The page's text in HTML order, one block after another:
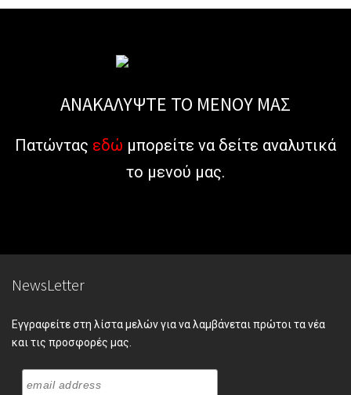
ΑΝΑΚΑΛΥΨΤΕ ΤΟ ΜΕΝΟΥ ΜΑΣ
Πατώντας εδώ μπορείτε να δείτε αναλυτικά
το μενού μας.
NewsLetter
Εγγραφείτε στη λίστα μελών για να λαμβάνεται πρώτοι τα νέα
και τις προσφορές μας.